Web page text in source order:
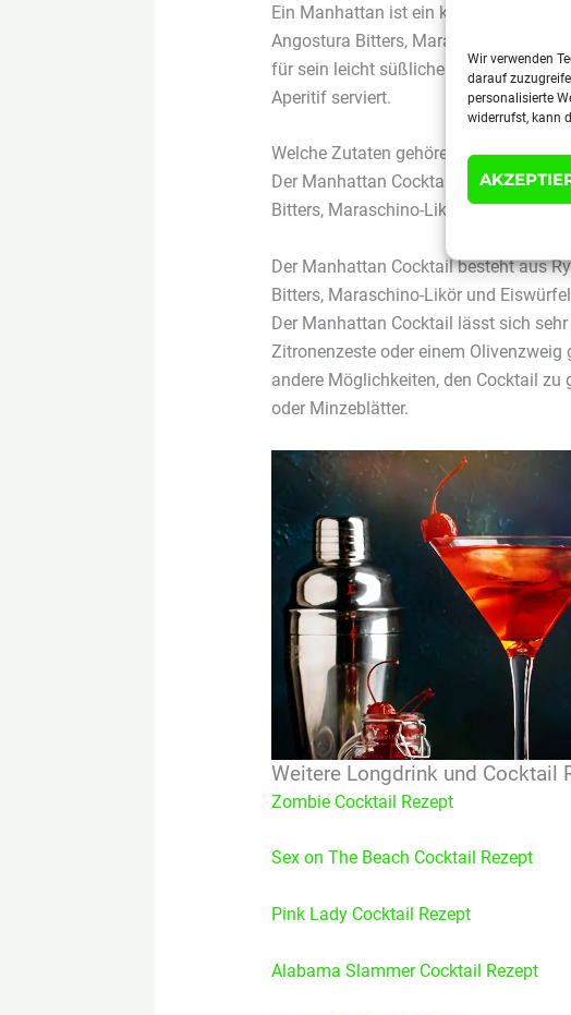
Wir verwenden
darauf
personalisierte
widerrufst, kann
Ein Manhattan ist ein klassischer
Angostura Bitters, Maraschino-Likör
für sein leicht süßliches und
Aperitif serviert.
Welche Zutaten gehören in einen
Der Manhattan Cocktail besteht aus
Bitters, Maraschino-Likör und
Der Manhattan Cocktail besteht aus
Bitters, Maraschino-Likör und
Der Manhattan Cocktail lässt sich
Zitronenzeste oder einem Olivenzweig
andere Möglichkeiten, den Cocktail zu
oder Minzeblätter.
Weitere Longdrink und Cocktail
Zombie Cocktail Rezept
Sex on The Beach Cocktail Rezept
Pink Lady Cocktail Rezept
Alabama Slammer Cocktail Rezept